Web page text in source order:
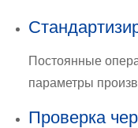
Постоянные
параметры
Проверка